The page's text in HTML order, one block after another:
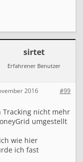
{
'xxx', //
// local
sirtet
Erfahrener Benutzer
#99
2016
Tracking nicht mehr
umgestellt
wie hier
ich fast